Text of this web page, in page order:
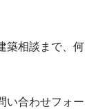
築相談まで、何
い合わせフォー